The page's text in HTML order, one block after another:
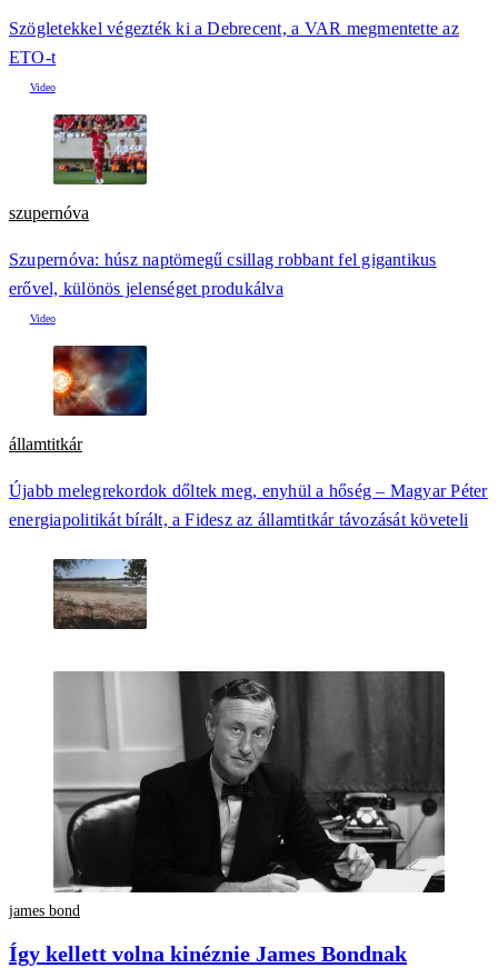
Szögletekkel végezték ki a Debrecent, a VAR megmentette az
ETO-t
szupernóva
Szupernóva: húsz naptömegű csillag robbant fel gigantikus
erővel, különös jelenséget produkálva
államtitkár
Újabb melegrekordok dőltek meg, enyhül a hőség – Magyar Péter
energiapolitikát bírált, a Fidesz az államtitkár távozását követeli
james bond
Így kellett volna kinéznie James Bondnak